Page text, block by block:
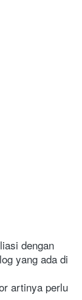
dengan
yang ada di
artinya perlu